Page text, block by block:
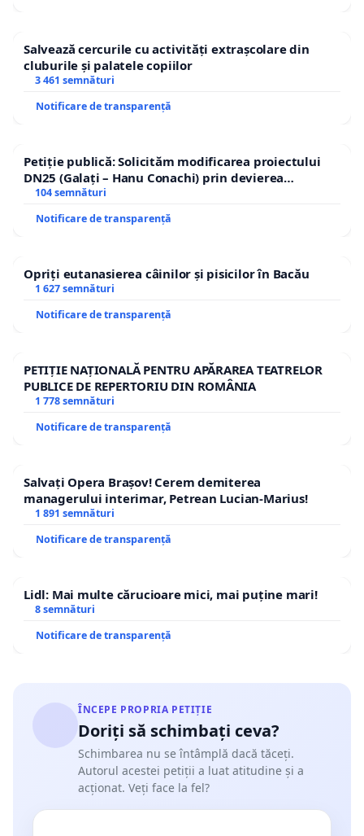
Salvează cercurile cu activități extrașcolare din
cluburile și palatele copiilor
3 461 semnături
Notificare de transparență
Petiție publică: Solicităm modificarea proiectului
DN25 (Galați – Hanu Conachi) prin devierea
traseului în afara localităților!
104 semnături
Notificare de transparență
Opriți eutanasierea câinilor și pisicilor în Bacău
1 627 semnături
Notificare de transparență
PETIȚIE NAȚIONALĂ PENTRU APĂRAREA TEATRELOR
PUBLICE DE REPERTORIU DIN ROMÂNIA
1 778 semnături
Notificare de transparență
Salvați Opera Brașov! Cerem demiterea
managerului interimar, Petrean Lucian-Marius!
1 891 semnături
Notificare de transparență
Lidl: Mai multe cărucioare mici, mai puține mari!
8 semnături
Notificare de transparență
ÎNCEPE PROPRIA PETIȚIE
Doriți să schimbați ceva?
Schimbarea nu se întâmplă dacă tăceți.
Autorul acestei petiții a luat atitudine și a
acționat. Veți face la fel?